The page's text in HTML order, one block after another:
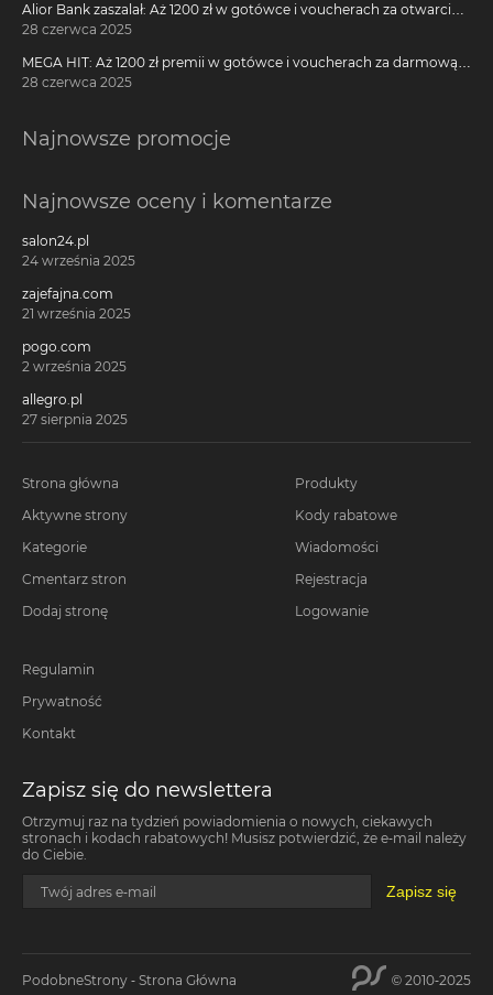
Alior Bank zaszalał: Aż 1200 zł w gotówce i voucherach za otwarcie
darmowego konta!
28 czerwca 2025
MEGA HIT: Aż 1200 zł premii w gotówce i voucherach za darmową
kartę kredytową Citi Simplicity
28 czerwca 2025
Najnowsze promocje
Najnowsze oceny i komentarze
salon24.pl
24 września 2025
zajefajna.com
21 września 2025
pogo.com
2 września 2025
allegro.pl
27 sierpnia 2025
Strona główna
Aktywne strony
Kategorie
Cmentarz stron
Dodaj stronę
Produkty
Kody rabatowe
Wiadomości
Rejestracja
Logowanie
Regulamin
Prywatność
Kontakt
Zapisz się do newslettera
Otrzymuj raz na tydzień powiadomienia o nowych, ciekawych
stronach i kodach rabatowych! Musisz potwierdzić, że e-mail należy
do Ciebie.
Twój adres e-mail Zapisz się
PodobneStrony - Strona Główna © 2010-2025